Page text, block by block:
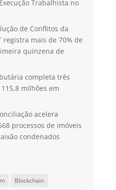
Trabalhista no
de Conflitos da
registra mais de 70% de
quinzena de
completa três
milhões em
acelera
processos de imóveis
condenados
Blockchain